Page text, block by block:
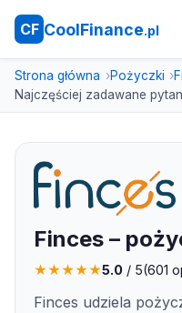
CF CoolFinance.pl
Strona główna Pożyczki
Najczęściej zadawane
Finces –
★★★★★5.0 / 5(601
Finces udziela